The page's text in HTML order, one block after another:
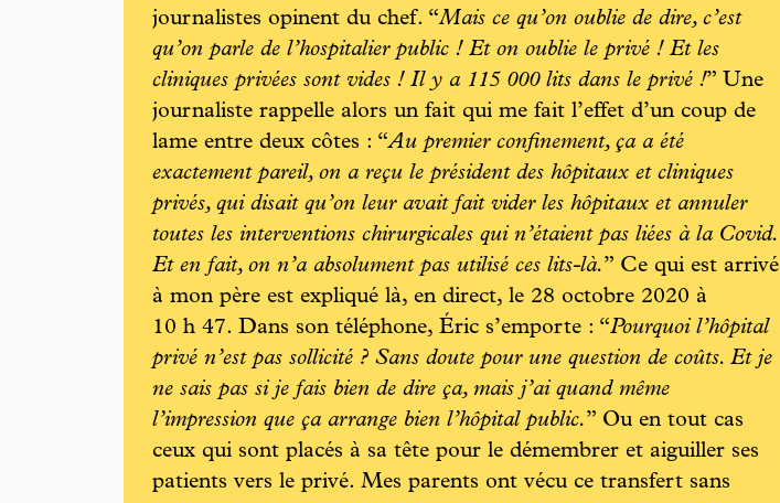
journalistes opinent du chef. “Mais ce qu’on oublie de dire, c’est
qu’on parle de l’hospitalier public ! Et on oublie le privé ! Et les
cliniques privées sont vides ! Il y a 115 000 lits dans le privé !” Une
journaliste rappelle alors un fait qui me fait l’effet d’un coup de
lame entre deux côtes : “Au premier confinement, ça a été
exactement pareil, on a reçu le président des hôpitaux et cliniques
privés, qui disait qu’on leur avait fait vider les hôpitaux et annuler
toutes les interventions chirurgicales qui n’étaient pas liées à la Covid.
Et en fait, on n’a absolument pas utilisé ces lits-là.” Ce qui est arrivé
à mon père est expliqué là, en direct, le 28 octobre 2020 à
10 h 47. Dans son téléphone, Éric s’emporte : “Pourquoi l’hôpital
privé n’est pas sollicité ? Sans doute pour une question de coûts. Et je
ne sais pas si je fais bien de dire ça, mais j’ai quand même
l’impression que ça arrange bien l’hôpital public.” Ou en tout cas
ceux qui sont placés à sa tête pour le démembrer et aiguiller ses
patients vers le privé. Mes parents ont vécu ce transfert sans